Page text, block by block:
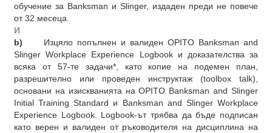
обучение за Banksman и Slinger, издаден преди не повече
от 32 месеца.
И
b)
Изцяло попълнен и валиден OPITO Banksman and
Slinger Workplace Experience Logbook и доказателства за
всяка от 57-те задачи*, като копие на подемен план,
разрешително или проведен инструктаж (toolbox talk),
основани на изискванията на OPITO Banksman and Slinger
Initial Training Standard и Banksman and Slinger Workplace
Experience Logbook. Logbook-ът трябва да бъде подписан
като верен и валиден от ръководителя на дисциплина на